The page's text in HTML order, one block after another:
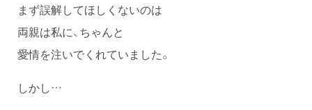
まず誤解してほしくないのは
両親は私に、ちゃんと
愛情を注いでくれていました。
しかし…